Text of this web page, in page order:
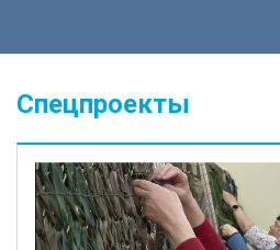
Спецпроекты